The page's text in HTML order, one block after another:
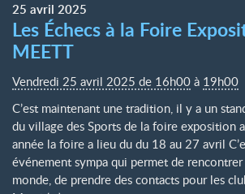
25 avril 2025
Les Échecs à la Foire
MEETT
Vendredi 25 avril 2025 de 16h00 à 19h00
C’est maintenant une tradition, il y a un
du village des Sports de la foire exposition
année la foire a lieu du du 18 au 27 avril
événement sympa qui permet de
monde, de prendre des contacts pour les